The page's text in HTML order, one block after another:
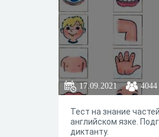
17.09.2021 4044
Тест на знание
английском язке.
диктанту.